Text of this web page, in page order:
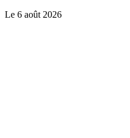
Le 6 août 2026